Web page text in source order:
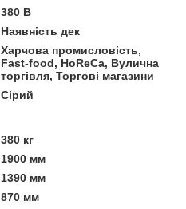
380 В
Наявність дек
Харчова промисловість,
Fast-food, HoReCa, Вулична
торгівля, Торгові магазини
Сірий
380 кг
1900 мм
1390 мм
870 мм